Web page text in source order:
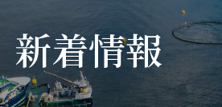
新着情報